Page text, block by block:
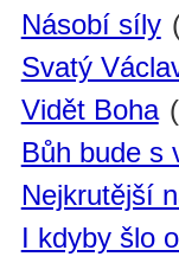
Násobí síly
Svatý
Vidět Boha
Bůh bude s
Nejkrutější
I kdyby šlo